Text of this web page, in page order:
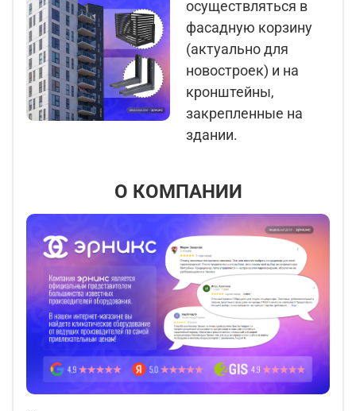
осуществляться в
фасадную корзину
(актуально для
новостроек) и на
кронштейны,
закрепленные на
здании.
О КОМПАНИИ